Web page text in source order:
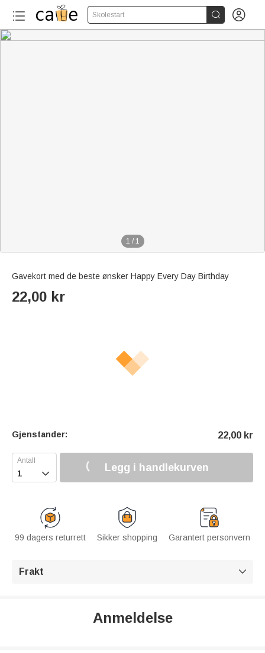
Skolestart  
1 / 1
Gavekort med de beste ønsker Happy Every Day Birthday
22,00 kr
Gjenstander: 22,00 kr
 Legg i handlekurven
99 dagers returrett Sikker shopping Garantert personvern
Frakt 
Anmeldelse